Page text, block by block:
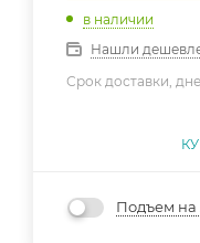
в наличии
Нашли
Срок доставки,
Подъем на